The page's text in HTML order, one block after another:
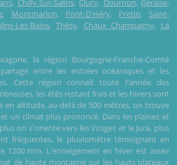
, Chilly-Sur-Salins, Clucy, Dournon, Geraise,
, Montmarlon, Pont-D'Héry, Pretin, Saint-
Les-Bains,Thésy, Chaux Champagny, La
la région Bourgogne-Franche-Comté
entre les entrées océaniques et les
Cette région connaît toute l'année des
les étés restant frais et les hivers sont
en altitude, au-delà de 500 mètres, on trouve
un climat plus prononcé. Dans les plaines et
on s'oriente vers les Vosges et le Jura, plus
fréquentes, le pluviomètre témoignant en
1200 mm. L'enneigement en hiver est assez
de haute montagne sur les hauts plateaux